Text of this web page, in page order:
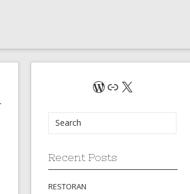
WordPress
Link
X
Recent Posts
RESTORAN